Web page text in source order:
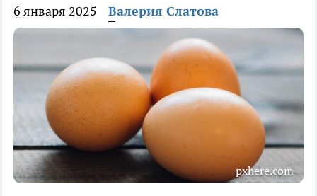
6 января 2025 Валерия Слатова
pxhere.com